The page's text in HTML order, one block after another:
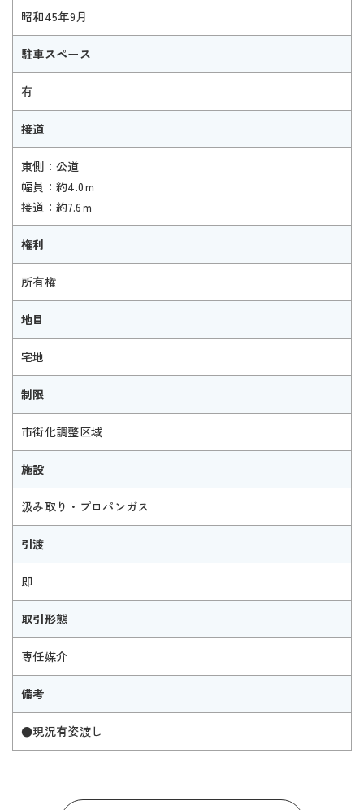
昭和45年9月
駐車スペース
有
接道
東側：公道
幅員：約4.0ｍ
接道：約7.6ｍ
権利
所有権
地目
宅地
制限
市街化調整区域
施設
汲み取り・プロパンガス
引渡
即
取引形態
専任媒介
備考
●現況有姿渡し